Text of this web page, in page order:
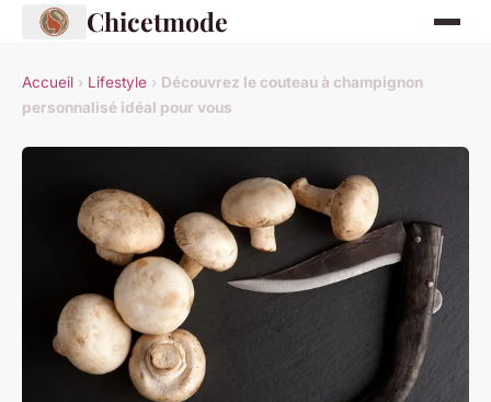
Chicetmode
Accueil › Lifestyle › Découvrez le couteau à champignon
personnalisé idéal pour vous